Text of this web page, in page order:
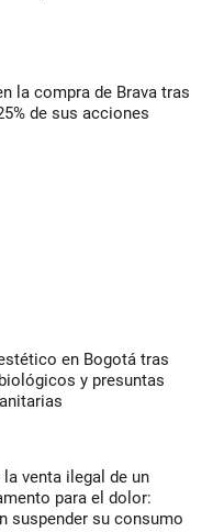
la compra de Brava tras
de sus acciones
en Bogotá tras
y presuntas
venta ilegal de un
para el dolor:
suspender su consumo